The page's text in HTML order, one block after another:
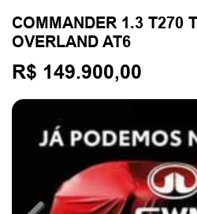
COMMANDER 1.3 T270
OVERLAND AT6
R$ 149.900,00